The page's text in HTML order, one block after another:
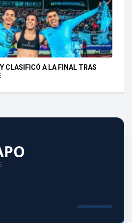
CLASIFICÓ A LA FINAL TRAS